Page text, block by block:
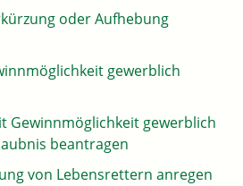
oder Aufhebung
gewerblich
Gewinnmöglichkeit gewerblich
beantragen
von Lebensrettern anregen